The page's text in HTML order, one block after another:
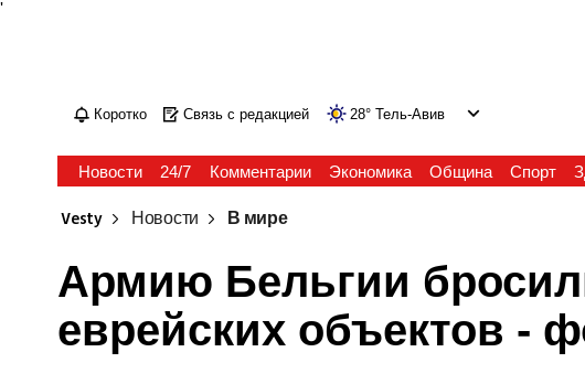
'
Коротко Связь с редакцией 28° Тель-Авив
Новости 24/7 Комментарии Экономика Община Спорт
Vesty Новости В мире
Армию Бельгии
еврейских объектов -